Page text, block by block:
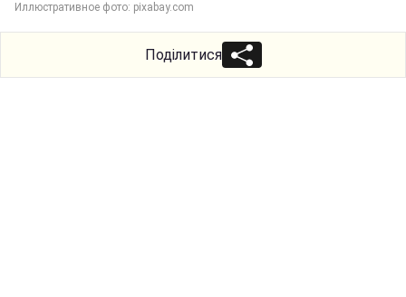
Иллюстративное фото: pixabay.com
Поділитися